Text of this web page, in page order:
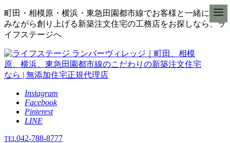
町田・相模原・横浜・東急田園都市線でお客様と一緒に楽し
みながら創り上げる新築注文住宅の工務店をお探しなら、ラ
イフステージへ
Instagram
Facebook
Pinterest
LINE
TEL042-788-8777